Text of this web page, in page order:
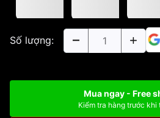
Số lượng:
Mua ngay - Free
Kiểm tra hàng trước khi